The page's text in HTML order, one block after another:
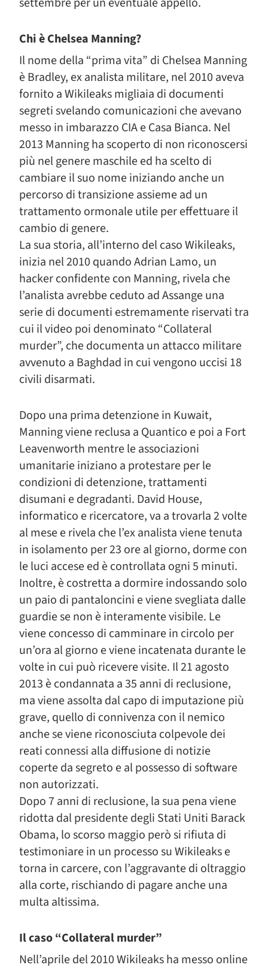
Chi è Chelsea Manning?
Il nome della “prima vita” di Chelsea Manning
è Bradley, ex analista militare, nel 2010 aveva
fornito a Wikileaks migliaia di documenti
segreti svelando comunicazioni che avevano
messo in imbarazzo CIA e Casa Bianca. Nel
2013 Manning ha scoperto di non riconoscersi
più nel genere maschile ed ha scelto di
cambiare il suo nome iniziando anche un
percorso di transizione assieme ad un
trattamento ormonale utile per effettuare il
cambio di genere.
La sua storia, all’interno del caso Wikileaks,
inizia nel 2010 quando Adrian Lamo, un
hacker confidente con Manning, rivela che
l’analista avrebbe ceduto ad Assange una
serie di documenti estremamente riservati tra
cui il video poi denominato “Collateral
murder”, che documenta un attacco militare
avvenuto a Baghdad in cui vengono uccisi 18
civili disarmati.
Dopo una prima detenzione in Kuwait,
Manning viene reclusa a Quantico e poi a Fort
Leavenworth mentre le associazioni
umanitarie iniziano a protestare per le
condizioni di detenzione, trattamenti
disumani e degradanti. David House,
informatico e ricercatore, va a trovarla 2 volte
al mese e rivela che l’ex analista viene tenuta
in isolamento per 23 ore al giorno, dorme con
le luci accese ed è controllata ogni 5 minuti.
Inoltre, è costretta a dormire indossando solo
un paio di pantaloncini e viene svegliata dalle
guardie se non è interamente visibile. Le
viene concesso di camminare in circolo per
un’ora al giorno e viene incatenata durante le
volte in cui può ricevere visite. Il 21 agosto
2013 è condannata a 35 anni di reclusione,
ma viene assolta dal capo di imputazione più
grave, quello di connivenza con il nemico
anche se viene riconosciuta colpevole dei
reati connessi alla diffusione di notizie
coperte da segreto e al possesso di software
non autorizzati.
Dopo 7 anni di reclusione, la sua pena viene
ridotta dal presidente degli Stati Uniti Barack
Obama, lo scorso maggio però si rifiuta di
testimoniare in un processo su Wikileaks e
torna in carcere, con l’aggravante di oltraggio
alla corte, rischiando di pagare anche una
multa altissima.
Il caso “Collateral murder”
Nell’aprile del 2010 Wikileaks ha messo online